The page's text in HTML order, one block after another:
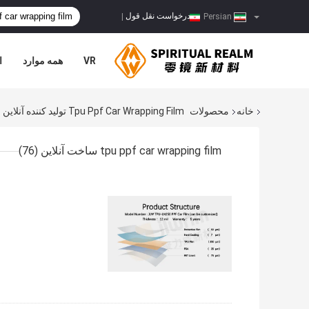
درخواست نقل قول
همه موارد VR
خانه محصولات Tpu Ppf Car Wrapping Film تولید کننده آنلاین
tpu ppf car wrapping film ساخت آنلاین (76)